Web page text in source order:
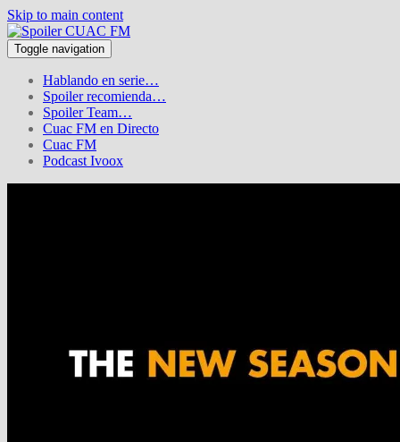
Skip to main content
Toggle navigation
Hablando en serie…
Spoiler recomienda…
Spoiler Team…
Cuac FM en Directo
Cuac FM
Podcast Ivoox